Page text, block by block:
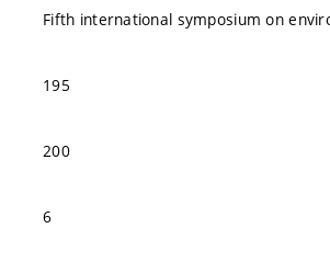
Fifth international symposium on
195
200
6